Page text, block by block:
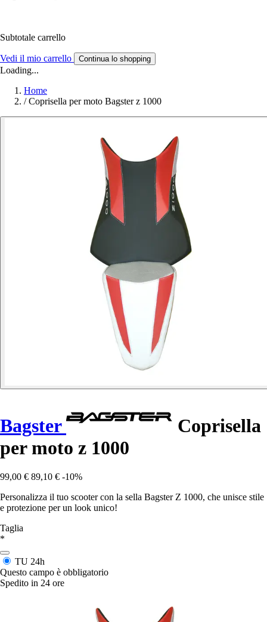
Subtotale carrello
Vedi il mio carrello Continua lo shopping
Loading...
Home
/ Coprisella per moto Bagster z 1000
Bagster
Coprisella
per moto z 1000
99,00 € 89,10 € -10%
Personalizza il tuo scooter con la sella Bagster Z 1000, che unisce stile
e protezione per un look unico!
Taglia
*
TU 24h
Questo campo è obbligatorio
Spedito in 24 ore